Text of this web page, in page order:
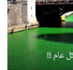
عام !!!